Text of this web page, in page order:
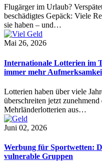
Flugärger im Urlaub?
beschädigtes Gepäck: Viele
sie haben – und…
Mai 26, 2026
Internationale Lotterien im
immer mehr
Lotterien haben über viele
überschreiten jetzt
Mehrländerlotterien aus…
Juni 02, 2026
Werbung für Sportwetten:
vulnerable Gruppen